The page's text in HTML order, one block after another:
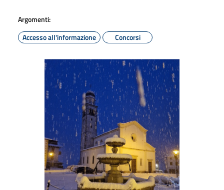
Argomenti:
Accesso all'informazione
Concorsi